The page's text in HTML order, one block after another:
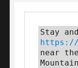
https://
near